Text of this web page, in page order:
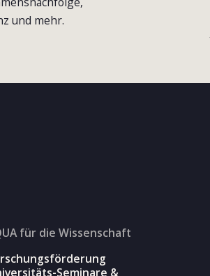
und mehr.
für die Wissenschaft
Seminare &